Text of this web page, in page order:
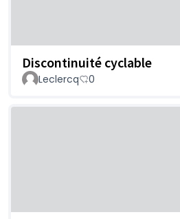
Discontinuité cyclable
Leclercq 0